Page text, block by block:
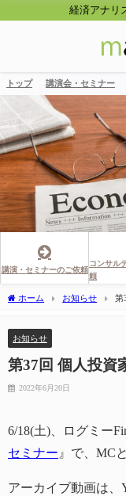
経済アナリ
トップ 講演会・セミナー
講演・セミナーのご依頼
コンサル
頼
ホーム お知らせ 第
お知らせ
第37回 個人投資
2022年6月20日
6/18(土)、ログミー
セミナー 』で、MC
アーカイブ動画は、